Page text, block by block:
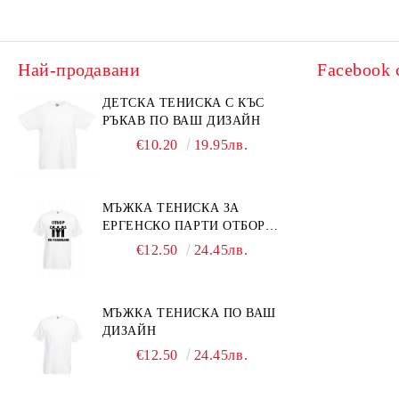
Най-продавани
ДЕТСКА ТЕНИСКА С КЪС
РЪКАВ ПО ВАШ ДИЗАЙН
€10.20 19.95лв.
МЪЖКА ТЕНИСКА ЗА
ЕРГЕНСКО ПАРТИ ОТБОР
ПО РАЗБИВАНЕ
€12.50 24.45лв.
МЪЖКА ТЕНИСКА ПО ВАШ
ДИЗАЙН
€12.50 24.45лв.
Facebook